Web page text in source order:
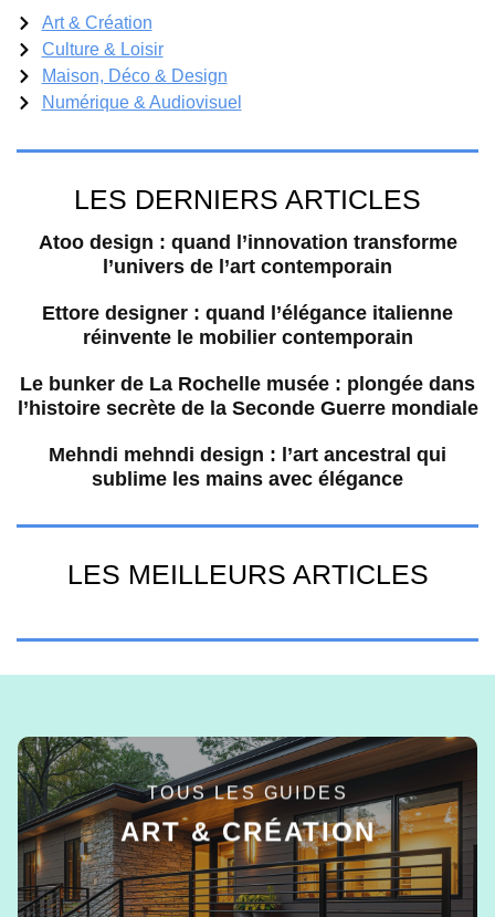
Art & Création
Culture & Loisir
Maison, Déco & Design
Numérique & Audiovisuel
LES DERNIERS ARTICLES
Atoo design : quand l’innovation transforme
l’univers de l’art contemporain
Ettore designer : quand l’élégance italienne
réinvente le mobilier contemporain
Le bunker de La Rochelle musée : plongée dans
l’histoire secrète de la Seconde Guerre mondiale
Mehndi mehndi design : l’art ancestral qui
sublime les mains avec élégance
LES MEILLEURS ARTICLES
TOUS LES GUIDES
ART & CRÉATION
EN SAVOIR +